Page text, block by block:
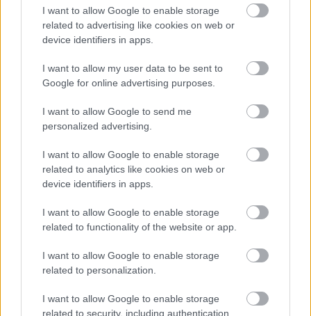
I want to allow Google to enable storage
related to advertising like cookies on web or
device identifiers in apps.
I want to allow my user data to be sent to
Google for online advertising purposes.
I want to allow Google to send me
personalized advertising.
I want to allow Google to enable storage
related to analytics like cookies on web or
device identifiers in apps.
I want to allow Google to enable storage
related to functionality of the website or app.
I want to allow Google to enable storage
related to personalization.
I want to allow Google to enable storage
related to security, including authentication
Διαβάζονται αυτή τη στιγμή
Τράπεζες: Στα 55,5 εκατ. ευρώ ο λογαριασμός
Νέο Χωροταξικό Τουρισμού: Οι νέες «κόκκινες
ξενοδοχεία, νησιά και επενδύσεις
Τα ανοιχτά μέτωπα για την ενίσχυση της
Ευρωπαϊκά χρηματιστήρια - Ευρωαγορές
Μετοχές
Ντόναλντ Τραμπ Δασμοί